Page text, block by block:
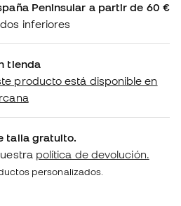
Peninsular a partir de 60 €
inferiores
tienda
producto está disponible en
talla gratuito.
política de devolución.
personalizados.